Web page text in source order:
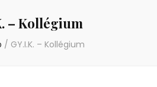
– Kollégium
/ GY.I.K. – Kollégium